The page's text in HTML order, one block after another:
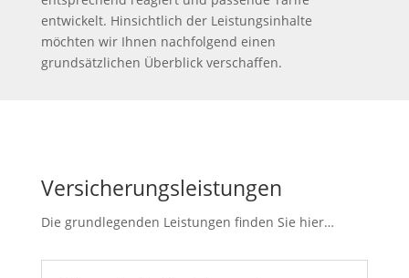
entwickelt. Hinsichtlich der Leistungsinhalte
möchten wir Ihnen nachfolgend einen
grundsätzlichen Überblick verschaffen.
Versicherungsleistungen
Die grundlegenden Leistungen finden Sie hier…